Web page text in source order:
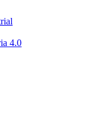
4.0